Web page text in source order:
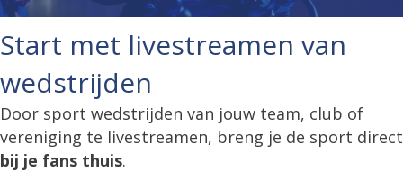
Start met livestreamen van
wedstrijden
Door sport wedstrijden van jouw team, club of
vereniging te livestreamen, breng je de sport direct
bij je fans thuis.